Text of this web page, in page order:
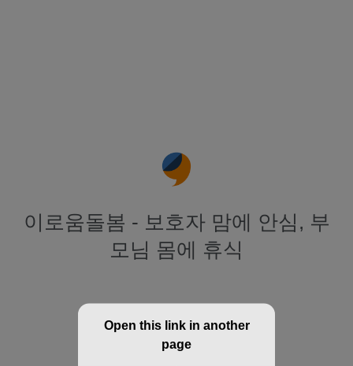
이로움돌봄 - 보호자 맘에 안심, 부
모님 몸에 휴식